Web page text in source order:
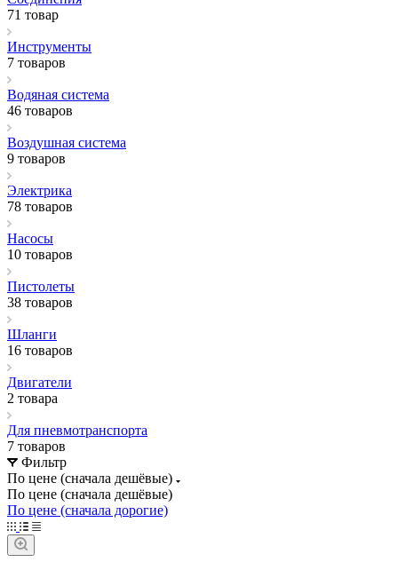
71 товар
Инструменты
7 товаров
Водяная система
46 товаров
Воздушная система
9 товаров
Электрика
78 товаров
Насосы
10 товаров
Пистолеты
38 товаров
Шланги
16 товаров
Двигатели
2 товара
Для пневмотранспорта
7 товаров
Фильтр
По цене (сначала дешёвые)
По цене (сначала дешёвые)
По цене (сначала дорогие)